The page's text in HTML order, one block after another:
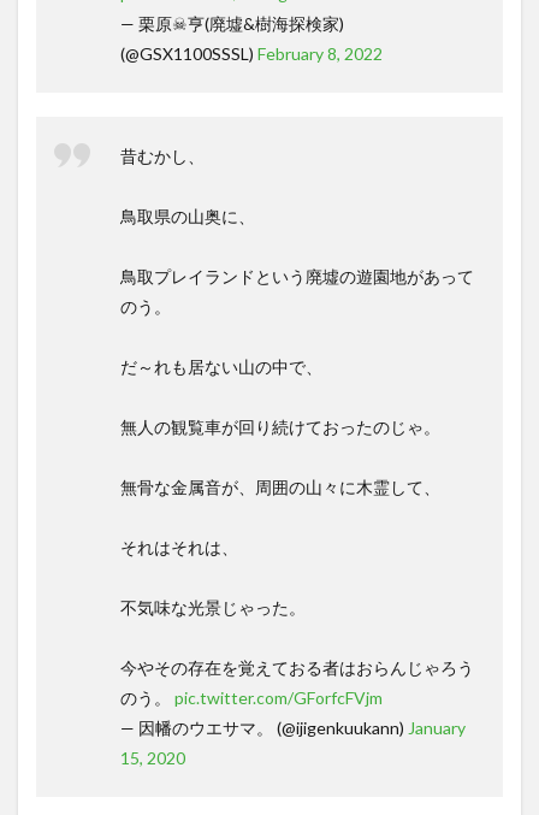
— 栗原☠亨(廃墟&樹海探検家)
(@GSX1100SSSL) February 8, 2022
昔むかし、
鳥取県の山奥に、
鳥取プレイランドという廃墟の遊園地があって
のう。
だ～れも居ない山の中で、
無人の観覧車が回り続けておったのじゃ。
無骨な金属音が、周囲の山々に木霊して、
それはそれは、
不気味な光景じゃった。
今やその存在を覚えておる者はおらんじゃろう
のう。 pic.twitter.com/GForfcFVjm
— 因幡のウエサマ。 (@ijigenkuukann) January
15, 2020